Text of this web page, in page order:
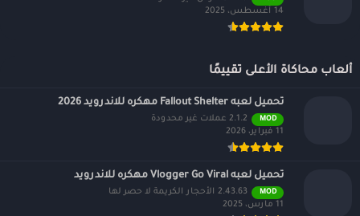
14 أغسطس، 2025
ألعاب محاكاة الأعلى تقييمًا
تحميل لعبه Fallout Shelter مهكره للاندرويد 2026
MOD
2.1.2 عملات غير محدودة
11 فبراير، 2026
تحميل لعبه Vlogger Go Viral مهكره للاندرويد
MOD
2.43.63 الأحجار الكريمة لا حصر لها
11 مارس، 2025